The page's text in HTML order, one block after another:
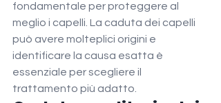
fondamentale per proteggere al
meglio i capelli. La caduta dei capelli
può avere molteplici origini e
identificare la causa esatta è
essenziale per scegliere il
trattamento più adatto.